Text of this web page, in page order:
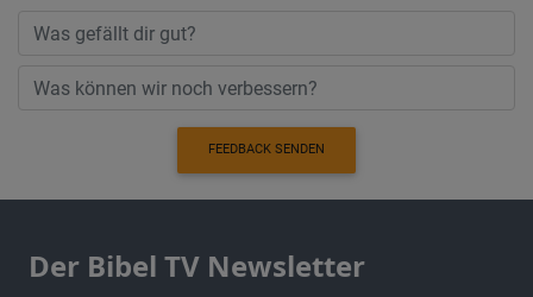
FEEDBACK SENDEN
Der Bibel TV Newsletter